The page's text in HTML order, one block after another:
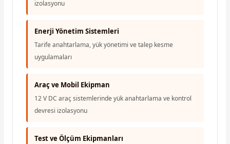
izolasyonu
Enerji Yönetim Sistemleri
Tarife anahtarlama, yük yönetimi ve talep kesme
uygulamaları
Araç ve Mobil Ekipman
12 V DC araç sistemlerinde yük anahtarlama ve kontrol
devresi izolasyonu
Test ve Ölçüm Ekipmanları